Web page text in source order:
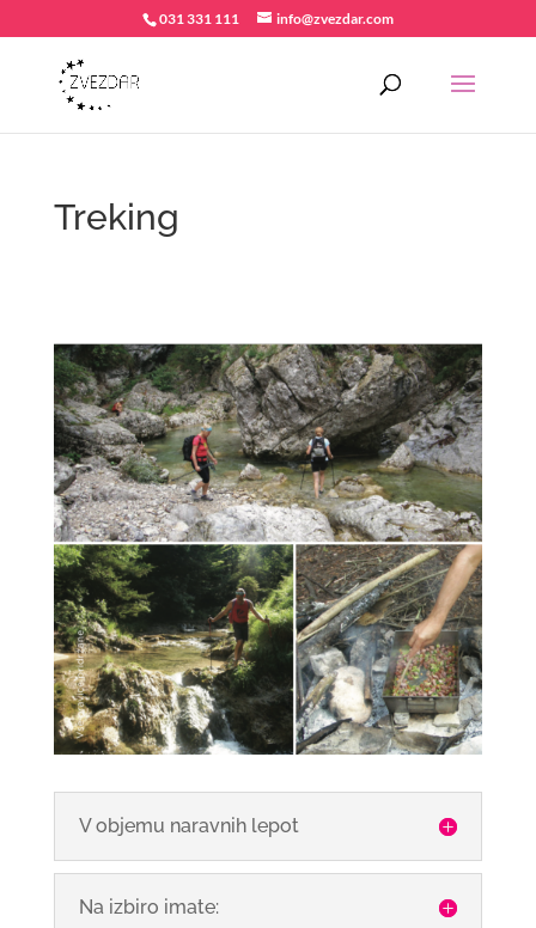
031 331 111 info@zvezdar.com
Treking
V objemu naravnih lepot
Na izbiro imate: